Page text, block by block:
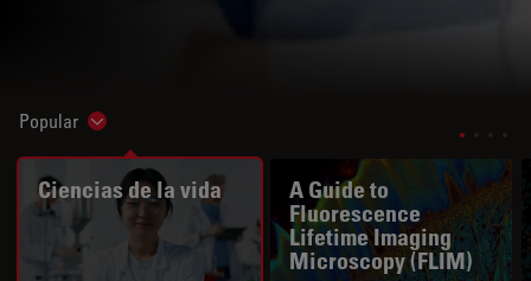
Popular Show subnavigation
Ciencias de la vida
A Guide to
Fluorescence
Lifetime Imaging
Microscopy (FLIM)